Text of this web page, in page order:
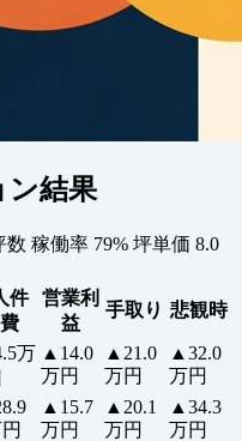
ン結果
数 稼働率 79% 坪単価 8.0
件
費
営業利
益
手取り 悲観時
万 ▲14.0
万円
▲21.0
万円
▲32.0
万円
▲15.7
万円
▲20.1
万円
▲34.3
万円